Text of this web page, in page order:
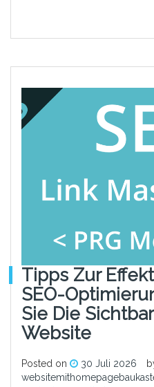
Tipps Zur
SEO-
Sie Die
Website
Posted on 30 Juli 2026